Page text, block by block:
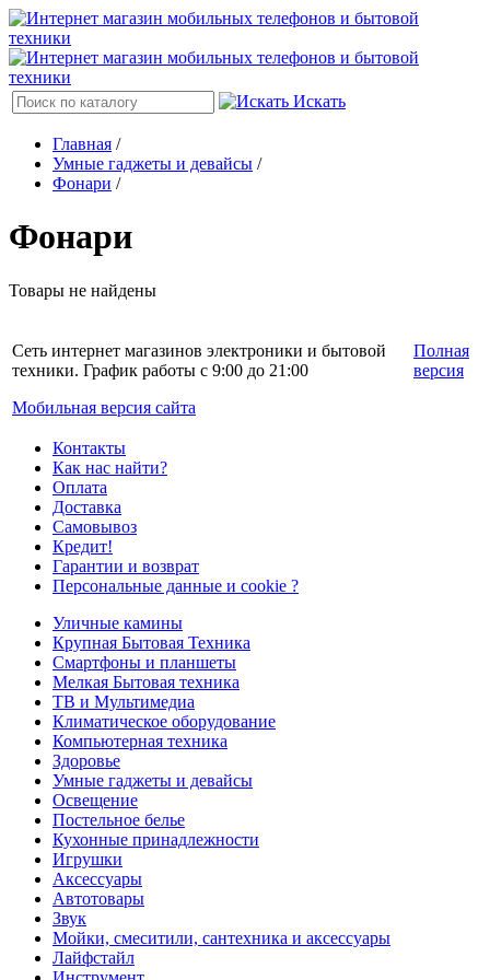
Искать
Главная /
Умные гаджеты и девайсы /
Фонари /
Фонари
Товары не найдены
Сеть интернет магазинов электроники и бытовой
техники. График работы с 9:00 до 21:00
Мобильная версия сайта
Полная
версия
Контакты
Как нас найти?
Оплата
Доставка
Самовывоз
Кредит!
Гарантии и возврат
Персональные данные и cookie ?
Уличные камины
Крупная Бытовая Техника
Смартфоны и планшеты
Мелкая Бытовая техника
ТВ и Мультимедиа
Климатическое оборудование
Компьютерная техника
Здоровье
Умные гаджеты и девайсы
Освещение
Постельное белье
Кухонные принадлежности
Игрушки
Аксессуары
Автотовары
Звук
Мойки, смеситили, сантехника и аксессуары
Лайфстайл